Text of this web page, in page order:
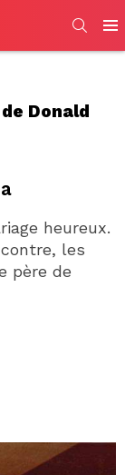
Donald
heureux.
les
père de